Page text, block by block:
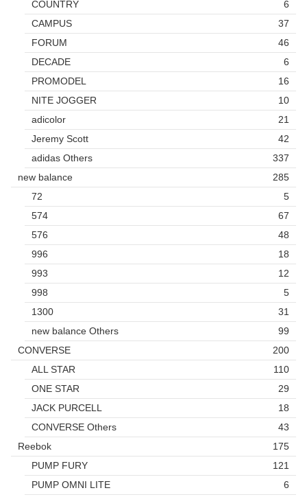
COUNTRY
6
CAMPUS
37
FORUM
46
DECADE
6
PROMODEL
16
NITE JOGGER
10
adicolor
21
Jeremy Scott
42
adidas Others
337
new balance
285
72
5
574
67
576
48
996
18
993
12
998
5
1300
31
new balance Others
99
CONVERSE
200
ALL STAR
110
ONE STAR
29
JACK PURCELL
18
CONVERSE Others
43
Reebok
175
PUMP FURY
121
PUMP OMNI LITE
6